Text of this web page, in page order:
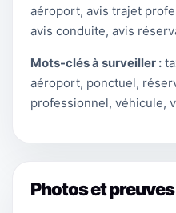
aéroport, avis trajet
avis conduite, avis
Mots-clés à surveiller :
aéroport, ponctuel,
professionnel, véhicule,
Photos et preuves